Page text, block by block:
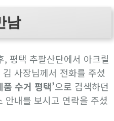
남
평택 추팔산단에서 아크릴
사장님께서 전화를 주셨
품 수거 평택’으로 검색하던
안내를 보시고 연락을 주셨